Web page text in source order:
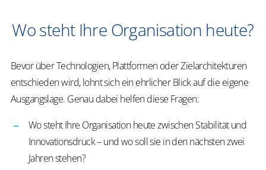
Wo steht Ihre Organisation heute?
Bevor über Technologien, Plattformen oder Zielarchitekturen
entschieden wird, lohnt sich ein ehrlicher Blick auf die eigene
Ausgangslage. Genau dabei helfen diese Fragen:
Wo steht Ihre Organisation heute zwischen Stabilität und
Innovationsdruck – und wo soll sie in den nächsten zwei
Jahren stehen?